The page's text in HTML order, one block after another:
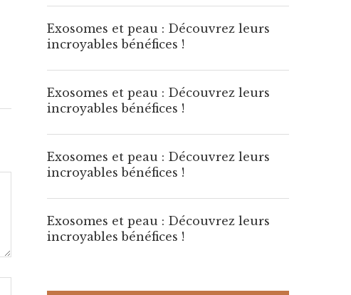
Exosomes et peau : Découvrez
leurs incroyables bénéfices !
Exosomes et peau :
Exosomes et peau : Découvrez leurs
incroyables bénéfices !
Exosomes et peau : Découvrez leurs
incroyables bénéfices !
Exosomes et peau : Découvrez leurs
incroyables bénéfices !
Exosomes et peau : Découvrez leurs
incroyables bénéfices !